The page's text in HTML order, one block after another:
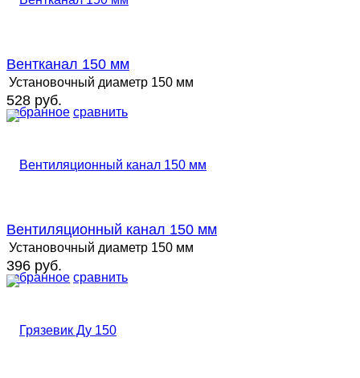
избранное сравнить
Вентканал 150 мм
Установочный диаметр 150 мм
528 руб.
избранное сравнить
Вентиляционный канал 150 мм
Установочный диаметр 150 мм
396 руб.